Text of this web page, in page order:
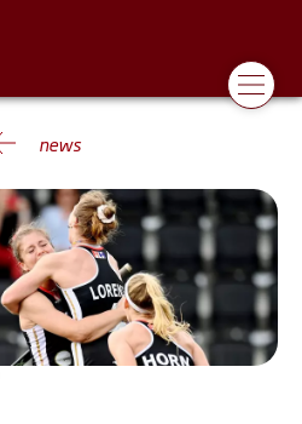
news